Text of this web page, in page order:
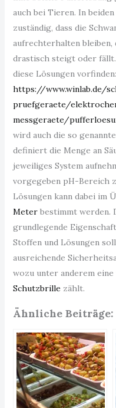
auch bei Tieren. In
zuständig, dass die
aufrechterhalten bleiben,
drastisch steigt oder
diese Lösungen vorfinden:
https://www.winlab.de/
pruefgeraete/
messgeraete/
wird auch die so
definiert die Menge an
jeweiliges System
vorgegeben pH-Bereich
Lösungen kann dabei im
Meterbestimmt werden.
grundlegende
Stoffen und Lösungen
ausreichende
wozu unter anderem
Schutzbrillezählt.
Ähnliche Beiträge: